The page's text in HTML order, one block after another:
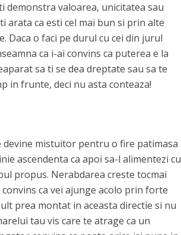
demonstra valoarea, unicitatea sau
arata ca esti cel mai bun si prin alte
Daca o faci pe durul cu cei din jurul
ca i-ai convins ca puterea e la
sa ti se dea dreptate sau sa te
in frunte, deci nu asta conteaza!
mistuitor pentru o fire patimasa
ascendenta ca apoi sa-l alimentezi cu
propus. Nerabdarea creste tocmai
ca vei ajunge acolo prin forte
prea montat in aceasta directie si nu
tau vis care te atrage ca un